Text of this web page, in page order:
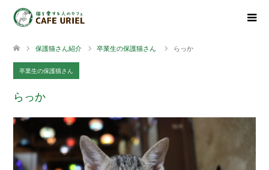
保護猫さん紹介 卒業生の保護猫さん らっか
卒業生の保護猫さん
らっか